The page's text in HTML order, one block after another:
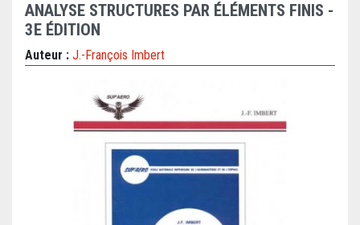
ANALYSE STRUCTURES PAR ÉLÉMENTS FINIS -
3E ÉDITION
Auteur : J.-François Imbert